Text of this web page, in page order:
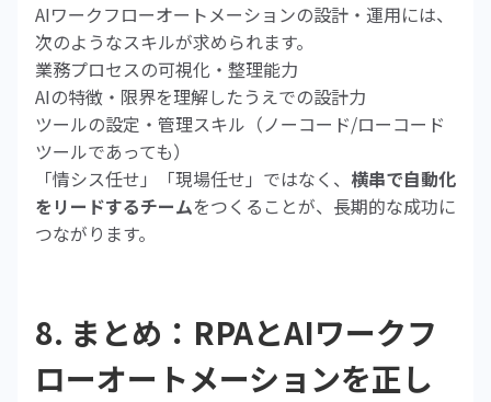
AIワークフローオートメーションの設計・運用には、
次のようなスキルが求められます。
業務プロセスの可視化・整理能力
AIの特徴・限界を理解したうえでの設計力
ツールの設定・管理スキル（ノーコード/ローコード
ツールであっても）
「情シス任せ」「現場任せ」ではなく、 横串で自動化
をリードするチームをつくることが、長期的な成功に
つながります。
8. まとめ：RPAとAIワークフ
ローオートメーションを正し